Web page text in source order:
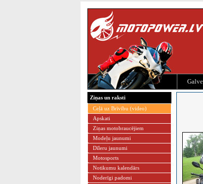
Ziņas un raksti
Ceļā uz Brīvību (video)
Apskati
Ziņas motobraucējiem
Modeļu jaunumi
Dīleru jaunumi
Motosports
Notikumu kalendārs
Noderīgi padomi